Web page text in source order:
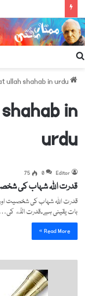
ullah shahab in urdu
in
urdu
Editor
0
75
قدرت اللہ شہاب کی
قدرت اللہ شہاب کی شخصیت
بات یقینی ہے۔قدرت اللّه کی…
Read More »